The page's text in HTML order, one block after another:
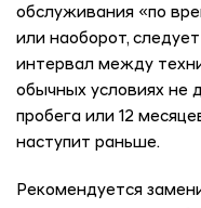
обслуживания «по
или наоборот,
интервал между
обычных условиях не
пробега или 12
наступит раньше.
Рекомендуется